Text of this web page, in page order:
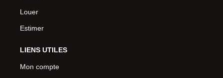
Louer
Estimer
LIENS UTILES
Mon compte